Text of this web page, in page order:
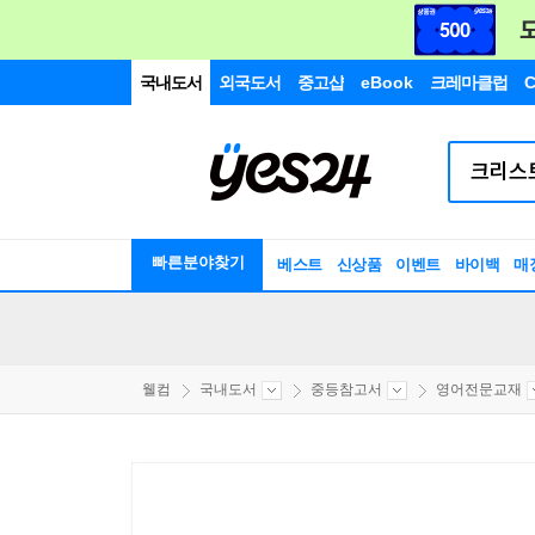
국내도서 외국도서 중고샵 eBook 크레마클럽
빠른분야찾기 베스트 신상품 이벤트 바이백 매
웰컴 국내도서 중등참고서 영어전문교재